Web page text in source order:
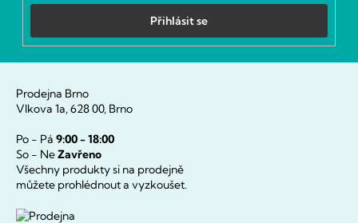
Přihlásit se
Prodejna Brno
Vlkova 1a, 628 00, Brno
Po - Pá 9:00 - 18:00
So - NeZavřeno
Všechny produkty si na prodejně
můžete prohlédnout a vyzkoušet.